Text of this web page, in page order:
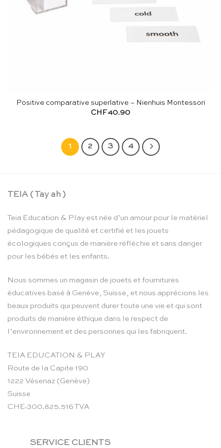
Positive comparative superlative – Nienhuis Montessori
CHF40.90
1 2 3 4
TEIA ( Tay ah )
Teia Education & Play est née d’un amour pour le matériel
pédagogique de qualité et certifié et les jouets
écologiques conçus de manière réfléchie et sans danger
pour les bébés et les enfants.
Nous sommes un magasin de jouets et fournitures
éducatives basé à Genève, Suisse, et nous apprécions les
beaux produits qui peuvent durer toute une vie et qui sont
produits de manière éthique dans le respect de
l’environnement et des personnes qui les fabriquent.
TEIA EDUCATION & PLAY
Route de la Capite 190
1222 Vésenaz (Genève)
Suisse
CHE-300.825.516 TVA
SERVICE CLIENTS